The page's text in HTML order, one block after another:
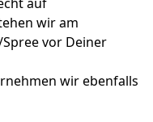
wir am
vor Deiner
wir ebenfalls